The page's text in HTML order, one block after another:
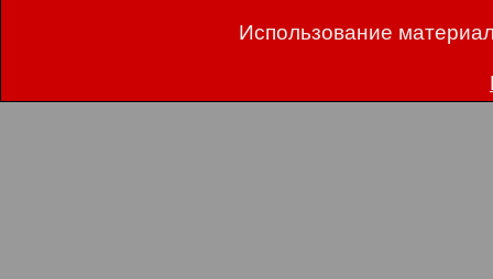
Использование